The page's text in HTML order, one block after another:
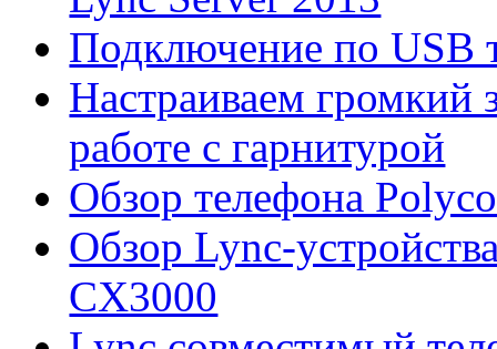
Подключение по USB
Настраиваем громкий
работе с гарнитурой
Обзор телефона
Обзор Lync-
CX3000